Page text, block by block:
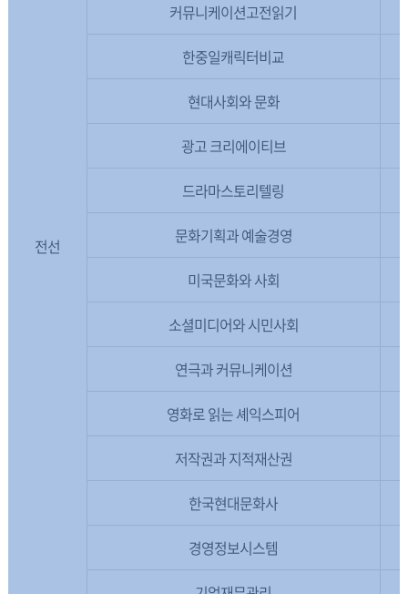
전선
커뮤니케이션고전읽기
한중일캐릭터비교
현대사회와 문화
광고 크리에이티브
드라마스토리텔링
문화기획과 예술경영
미국문화와 사회
소셜미디어와 시민사회
연극과 커뮤니케이션
영화로 읽는 셰익스피어
저작권과 지적재산권
한국현대문화사
경영정보시스템